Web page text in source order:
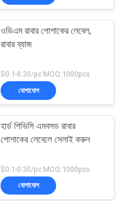
ওডিএম রাবার পোশাকের লেবেল,
রাবার ব্যাজ
$0.1-0.30/pc MOQ:1000pcs
যোগাযোগ
হার্ড পিভিসি এমবসড রাবার
পোশাকের লেবেলে সেলাই করুন
$0.1-0.30/pc MOQ:1000pcs
যোগাযোগ